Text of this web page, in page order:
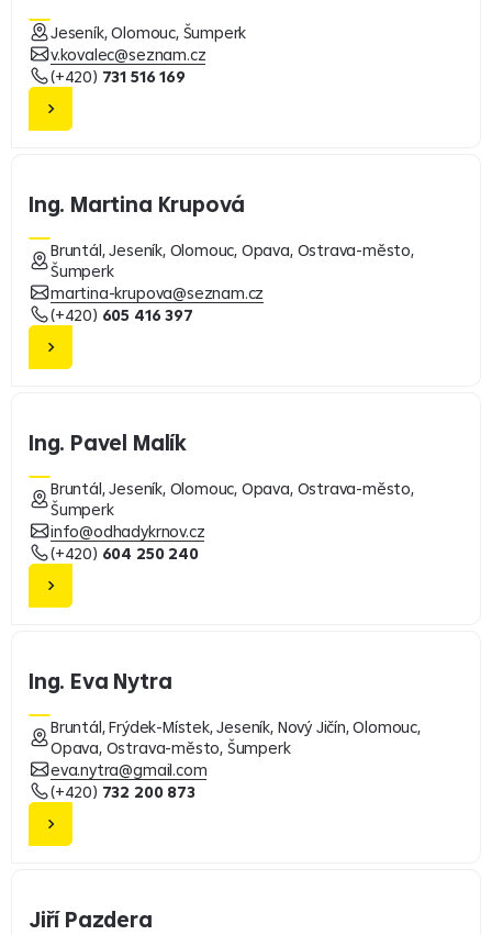
Jeseník, Olomouc, Šumperk
v.kovalec@seznam.cz
(+420) 731 516 169
Ing. Martina Krupová
Bruntál, Jeseník, Olomouc, Opava, Ostrava-město,
Šumperk
martina-krupova@seznam.cz
(+420) 605 416 397
Ing. Pavel Malík
Bruntál, Jeseník, Olomouc, Opava, Ostrava-město,
Šumperk
info@odhadykrnov.cz
(+420) 604 250 240
Ing. Eva Nytra
Bruntál, Frýdek-Místek, Jeseník, Nový Jičín, Olomouc,
Opava, Ostrava-město, Šumperk
eva.nytra@gmail.com
(+420) 732 200 873
Jiří Pazdera